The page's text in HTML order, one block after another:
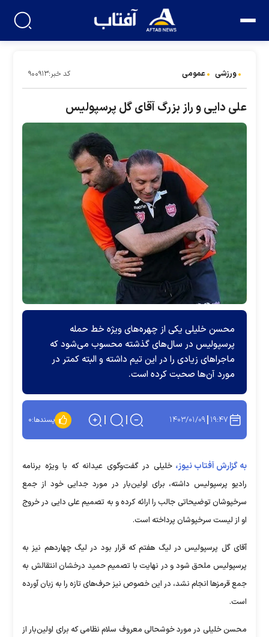
ورزشی عمومی کد خبر:۹۰۰۹۱۳
علی دایی و راز بزرگ آقای گل پرسپولیس
محسن خلیلی یکی از چهره‌های ویژه خط حمله
پرسپولیس در سال‌های گذشته محسوب می‌شود که
ماجرا‌های زیادی را در این تیم داشته و البته کمتر در
مورد آن‌ها صحبت کرده است.
۱۹:۴۷ ۱۴۰۳/۰۱/۰۹ پسندها:۰
به گزارش آفتاب نیوز، خلیلی در گفت‌وگوی عیدانه که با ویژه برنامه
رادیو پرسپولیس داشته، برای اولین‌بار در مورد جدایی خود از جمع
سرخپوشان توضیحاتی جالب را ارائه کرده و به تصمیم علی دایی در خروج
او از لیست سرخپوشان پرداخته است.
آقای گل پرسپولیس در لیگ هفتم که قرار بود در لیگ چهاردهم نیز به
پرسپولیس ملحق شود و در نهایت با تصمیم حمید درخشان انتقالش به
جمع قرمز‌ها انجام نشد، در این خصوص نیز حرف‌های تازه را به زبان آورده
است.
محسن خلیلی در مورد خوشحالی معروف سلام نظامی که برای اولین‌بار از